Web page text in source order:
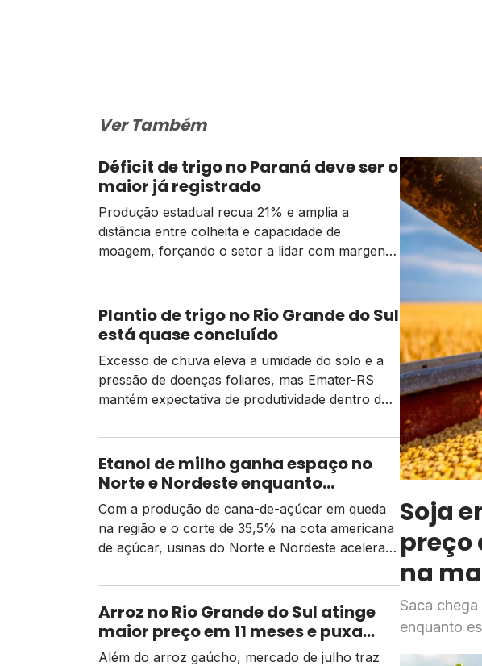
Ver Também
Déficit de trigo no Paraná deve ser o
maior já registrado
Produção estadual recua 21% e amplia a
distância entre colheita e capacidade de
moagem, forçando o setor a lidar com margens
um El Niño intenso
Plantio de trigo no Rio Grande do Sul
está quase concluído
Excesso de chuva eleva a umidade do solo e a
pressão de doenças foliares, mas Emater-RS
mantém expectativa de produtividade dentro do
Etanol de milho ganha espaço no
Norte e Nordeste enquanto
moagem de cana recua e tarifa dos
EUA pressiona usinas
Com a produção de cana-de-açúcar em queda
na região e o corte de 35,5% na cota americana
de açúcar, usinas do Norte e Nordeste aceleram
alternativa de receita e competitividade.
Arroz no Rio Grande do Sul atinge
maior preço em 11 meses e puxa
semana de valorização no campo
Além do arroz gaúcho, mercado de julho traz
Soja
preço
na
Saca
enquanto